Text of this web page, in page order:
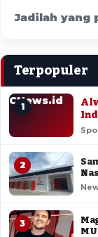
Jadilah yang
Terpopuler
CNews.id
1
2
3